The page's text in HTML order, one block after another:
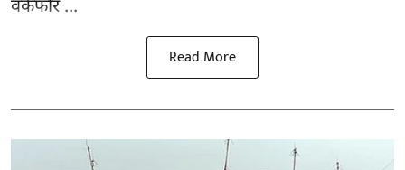
वर्कफोर ...
Read More